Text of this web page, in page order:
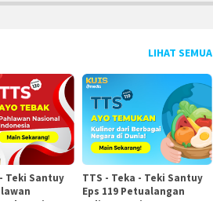
LIHAT SEMUA
Teki Santuy
TTS - Teka - Teki Santuy
Eps 119 Petualangan
Kuliner Dunia